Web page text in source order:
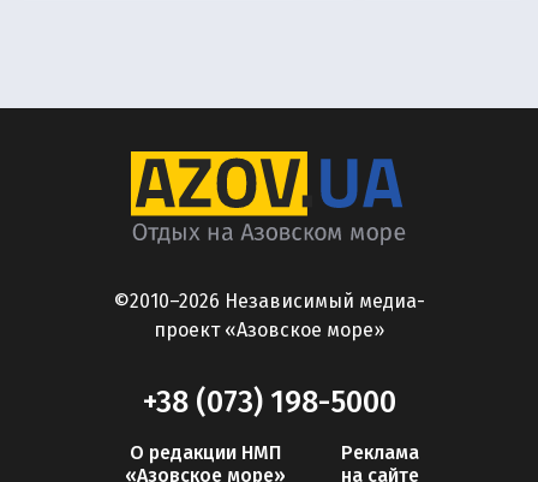
©2010–2026 Независимый медиа-
проект «Азовское море»
+38 (073) 198-5000
О редакции НМП
«Азовское море»
Реклама
на сайте